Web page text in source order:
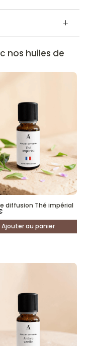
nos huiles de
diffusion Thé impérial
Ajouter au panier